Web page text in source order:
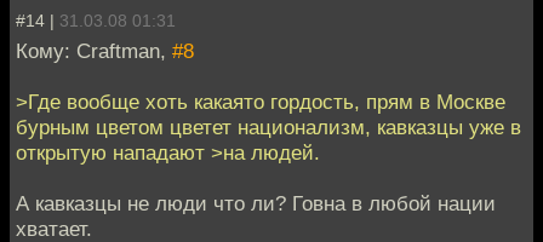
#14 | 31.03.08 01:31
Кому: Craftman, #8
>Где вообще хоть какаято гордость, прям в Москве
бурным цветом цветет национализм, кавказцы уже в
открытую нападают >на людей.
А кавказцы не люди что ли? Говна в любой нации
хватает.